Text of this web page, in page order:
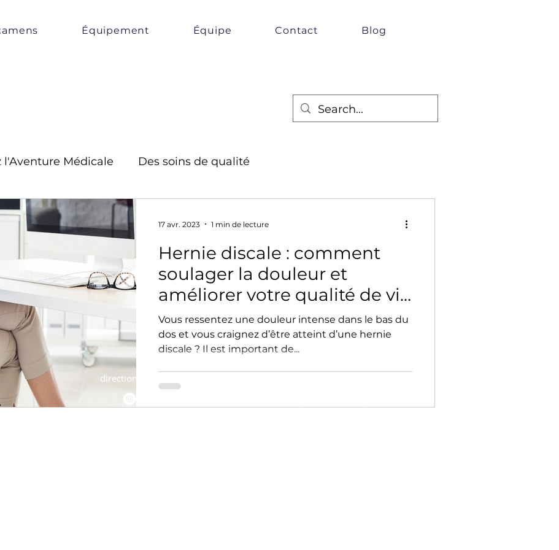
Équipement Équipe Contact Blog
l'Aventure Médicale Des soins de qualité
Hernie discale : comment
soulager la douleur et
améliorer votre qualité de vie
!
Vous ressentez une douleur intense dans le bas du
dos et vous craignez d’être atteint d’une hernie
discale ? Il est important de...
17 avr. 2023 1 min de lecture
direction@medxcare.fr